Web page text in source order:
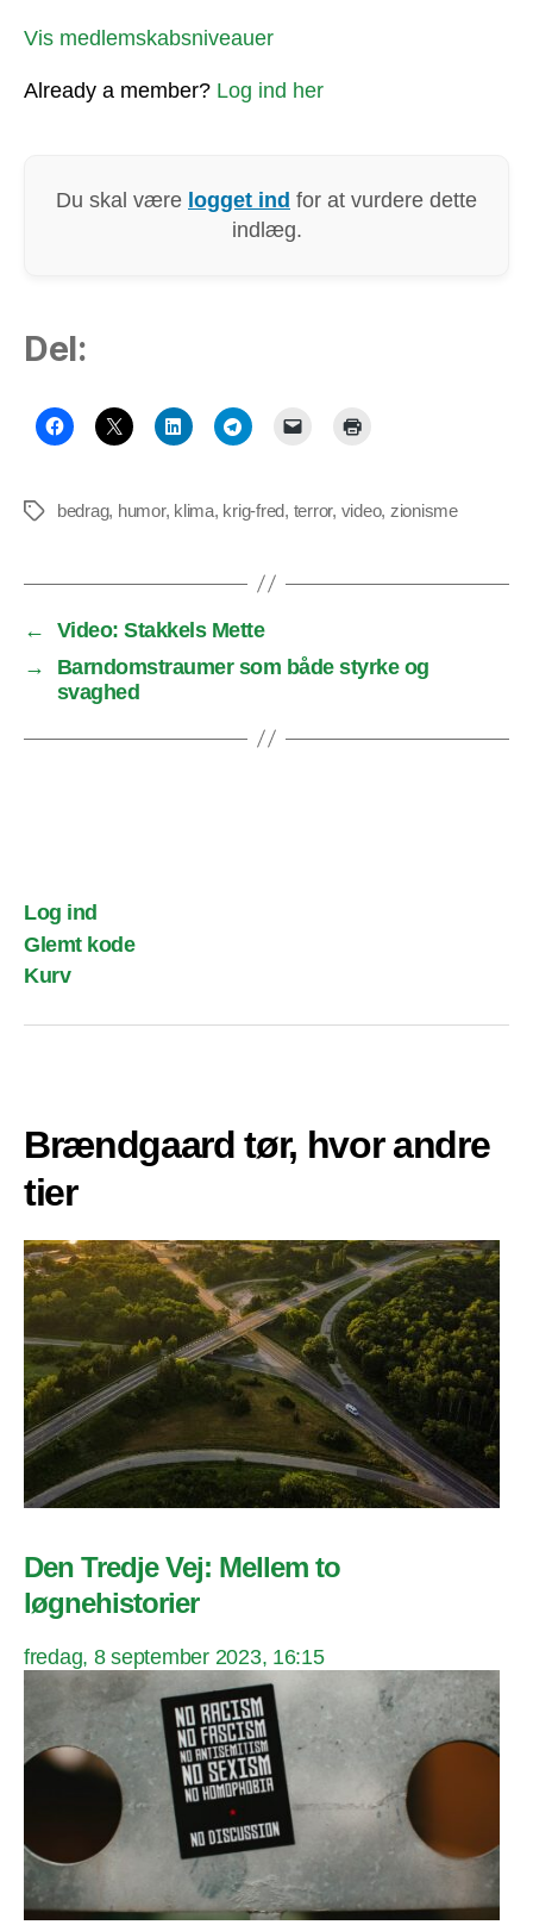
Vis medlemskabsniveauer
Already a member? Log ind her
Du skal være logget ind for at vurdere dette
indlæg.
Del:
Tags bedrag, humor, klima, krig-fred, terror, video, zionisme
←
Video: Stakkels Mette
→
Barndomstraumer som både styrke og
svaghed
Log ind
Glemt kode
Kurv
Brændgaard tør, hvor andre
tier
Den Tredje Vej: Mellem to
løgnehistorier
fredag, 8 september 2023, 16:15